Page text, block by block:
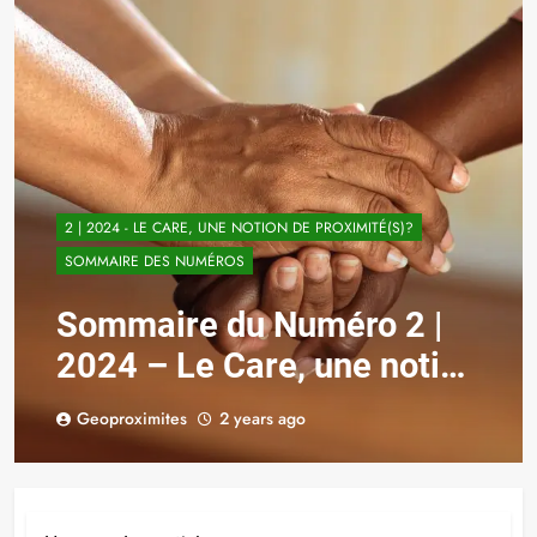
2 | 2024 - LE CARE, UNE NOTION DE PROXIMITÉ(S)?
SOMMAIRE DES NUMÉROS
Sommaire du Numéro 2 |
2024 – Le Care, une notion
de proximité(s)?
Geoproximites 2 years ago